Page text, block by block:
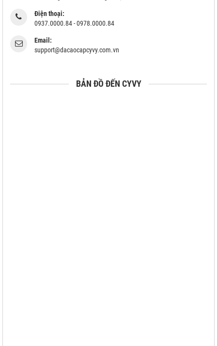
Điện thoại:
0937.0000.84 - 0978.0000.84
Email:
support@dacaocapcyvy.com.vn
BẢN ĐỒ ĐẾN CYVY